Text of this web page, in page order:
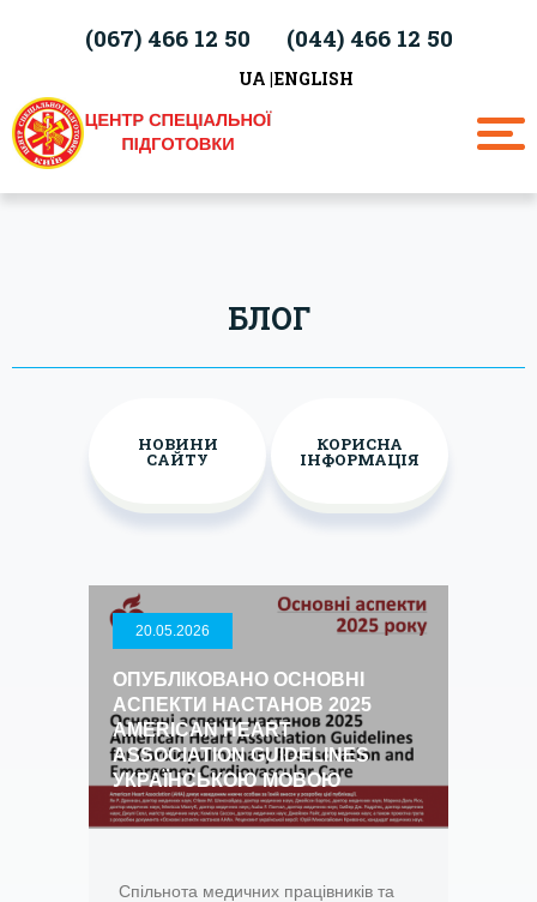
(067)466 12 50 (044)466 12 50
UA ENGLISH
БЛОГ
НОВИНИ
САЙТУ
КОРИСНА
ІНФОРМАЦІЯ
20.05.2026
ОПУБЛІКОВАНО ОСНОВНІ
АСПЕКТИ НАСТАНОВ 2025
AMERICAN HEART
ASSOCIATION GUIDELINES
УКРАЇНСЬКОЮ МОВОЮ
Спільнота медичних працівників та